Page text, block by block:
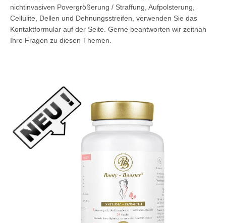
nichtinvasiven Povergrößerung / Straffung, Aufpolsterung,
Cellulite, Dellen und Dehnungsstreifen, verwenden Sie das
Kontaktformular auf der Seite. Gerne beantworten wir zeitnah
Ihre Fragen zu diesen Themen.